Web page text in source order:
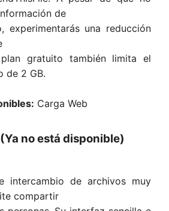
de
experimentarás una reducción
gratuito también limita el
de 2 GB.
Carga Web
(Ya no está disponible)
intercambio de archivos muy
compartir